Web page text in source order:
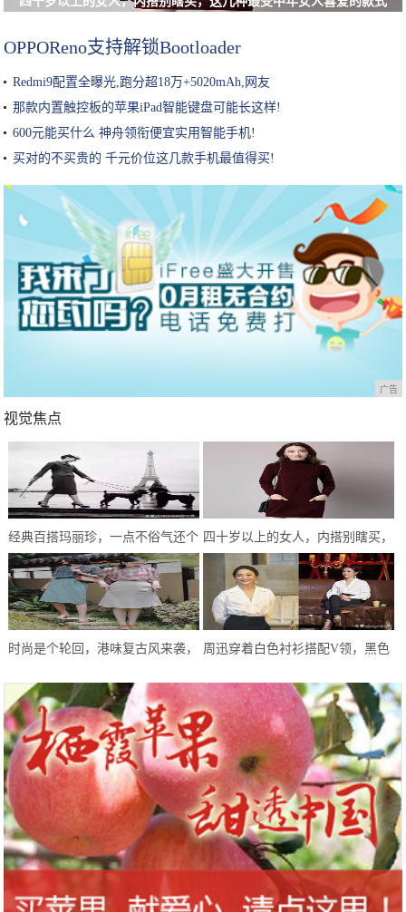
OPPOReno支持解锁Bootloader
Redmi9配置全曝光,跑分超18万+5020mAh,网友
那款内置触控板的苹果iPad智能键盘可能长这样!
600元能买什么 神舟领衔便宜实用智能手机!
买对的不买贵的 千元价位这几款手机最值得买!
广告
视觉焦点
经典百搭玛丽珍，一点不俗气还个
性十足，谁穿谁好看
四十岁以上的女人，内搭别瞎买，
这几种最受中年女人喜爱的款式
时尚是个轮回，港味复古风来袭，
周迅穿着白色衬衫搭配V领，黑色